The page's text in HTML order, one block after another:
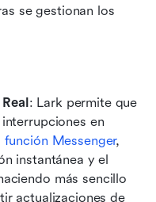
se gestionan los
: Lark permite que
en
función Messenger,
instantánea y el
más sencillo
actualizaciones de